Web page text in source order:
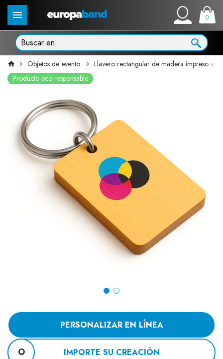
0
Objetos de evento
Llavero rectangular de madera impreso a
Producto eco-responsable
PERSONALIZAR EN LÍNEA
O IMPORTE SU CREACIÓN